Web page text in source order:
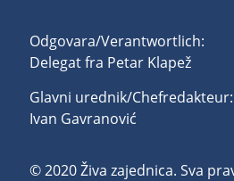
Odgovara/Verantwortlich:
Delegat fra Petar Klapež
Glavni urednik/Chefredakteur:
Ivan Gavranović
© 2020 Živa zajednica. Sva